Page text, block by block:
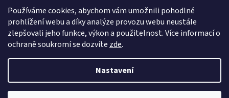
Používáme cookies, abychom vám umožnili pohodlné
prohlížení webu a díky analýze provozu webu neustále
zlepšovali jeho funkce, výkon a použitelnost. Více informací o
ochraně soukromí se dozvíte zde.
Nastavení
Nemáte překyselený organismus?
12.1.2019
Copyright 2026Investice do zdraví - se určitě vyplatí!. Všechna